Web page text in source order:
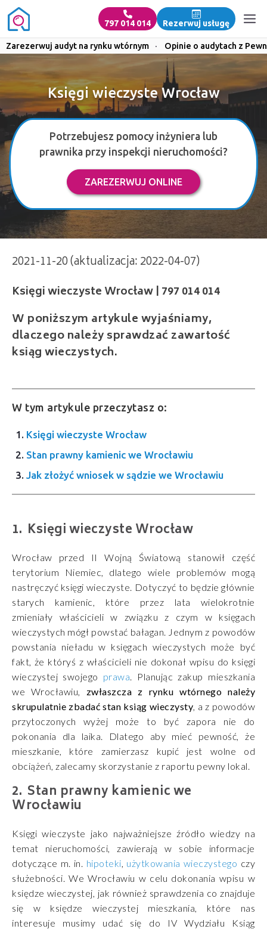
797 014 014 Rezerwuj usługę
Zarezerwuj audyt na rynku wtórnym · Opinie o audytach z
Księgi wieczyste Wrocław
Potrzebujesz pomocy inżyniera lub
prawnika przy inspekcji nieruchomości?
ZAREZERWUJ ONLINE
2021-11-20 (aktualizacja: 2022-04-07)
Księgi wieczyste Wrocław | 797 014 014
W poniższym artykule wyjaśniamy,
dlaczego należy sprawdzać zawartość
ksiąg wieczystych.
W tym artykule przeczytasz o:
Księgi wieczyste Wrocław
Stan prawny kamienic we Wrocławiu
Jak złożyć wniosek w sądzie we Wrocławiu
Księgi wieczyste Wrocław
Wrocław przed II Wojną Światową stanowił część
terytorium Niemiec, dlatego wiele problemów mogą
nastręczyć księgi wieczyste. Dotyczyć to będzie głównie
starych kamienic, które przez lata wielokrotnie
zmieniały właścicieli w związku z czym w księgach
wieczystych mógł powstać bałagan. Jednym z powodów
powstania nieładu w księgach wieczystych może być
fakt, że któryś z właścicieli nie dokonał wpisu do księgi
wieczystej swojego prawa . Planując zakup mieszkania
we Wrocławiu, zwłaszcza z rynku wtórnego należy
skrupulatnie zbadać stan ksiąg wieczysty , a z powodów
przytoczonych wyżej może to być zapora nie do
pokonania dla laika. Dlatego aby mieć pewność, że
mieszkanie, które zamierzasz kupić jest wolne od
obciążeń, zalecamy skorzystanie z raportu pewny lokal.
Stan prawny kamienic we
Wrocławiu
Księgi wieczyste jako najważniejsze źródło wiedzy na
temat nieruchomości, zawierają w sobie informacje
dotyczące m. in. hipoteki użytkowania wieczystego czy
służebności. We Wrocławiu w celu dokonania wpisu w
księdze wieczystej, jak również sprawdzenia co znajduje
się w księdze wieczystej mieszkania, które nas
interesuje musimy udać się do IV Wydziału Ksiąg